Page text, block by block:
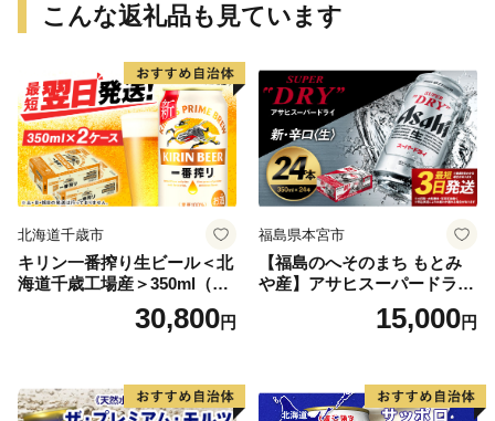
こんな返礼品も見ています
北海道千歳市
キリン一番搾り生ビール＜北
海道千歳工場産＞350ml（24
30,800円
福島県本宮市
【福島のへそのまち もとみ
や産】アサヒスーパードライ
350ml×24本 合計8.4L 1ケー
ス アルコール度数5% 缶ビー
口 送料無料 カメイ 本宮市
【07214-0206】
15,000円